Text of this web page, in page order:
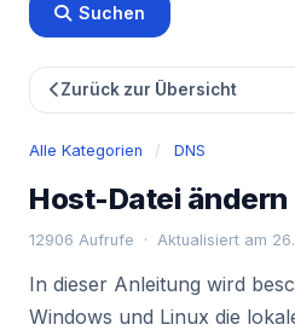
Suchen
Zurück zur Übersicht
Alle Kategorien / DNS
Host-Datei ändern
12906 Aufrufe · Aktualisiert am
In dieser Anleitung wird
Windows und Linux die